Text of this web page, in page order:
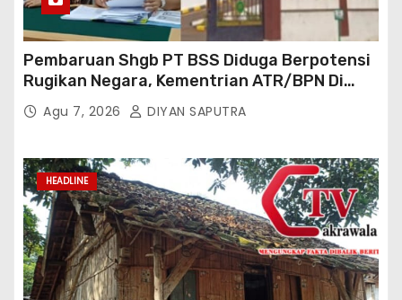
Pembaruan Shgb PT BSS Diduga Berpotensi
Rugikan Negara, Kementrian ATR/BPN Di
Gugat Di PTUN Jakarta
Agu 7, 2026 DIYAN SAPUTRA
HEADLINE